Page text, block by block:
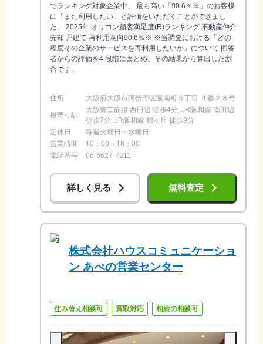
でランキング対象企業中、 最も高い「90.6％※」のお客様
に「また利用したい」と評価をいただくことができまし
た。 2025年 オリコン顧客満足度(R)ランキング 不動産仲介
売却 戸建て 再利用意向90.6％※ ※当調査における「どの
程度その企業のサービスを再利用したいか」について 回答
者からの評価を4 段階にまとめ、その結果から算出した割
合です。
住所 大阪府大阪市阿倍野区阪南町５丁目 ４番２８号
最寄り駅
大阪御堂筋線 西田辺 徒歩4分, JR阪和線 南田辺
徒歩7分, JR阪和線 鶴ヶ丘 徒歩9分
定休日
毎週火曜日・水曜日
営業時間
10：00～18：00
電話番号
06-6627-7211
詳しく見る 無料査定
3
株式会社ハウスコミュニケーショ
ン あべの営業センター
住み替え相談可 買取対応 相続の相談可